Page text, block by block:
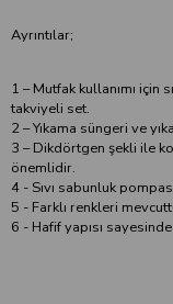
Ayrıntılar;
1 – Mutfak kullanımı için
takviyeli set.
2 – Yıkama süngeri ve
3 – Dikdörtgen şekli ile
önemlidir.
4 - Sıvı sabunluk
5 - Farklı renkleri
6 - Hafif yapısı